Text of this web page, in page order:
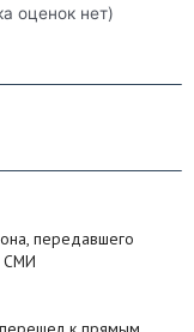
оценок нет)
передавшего
СМИ